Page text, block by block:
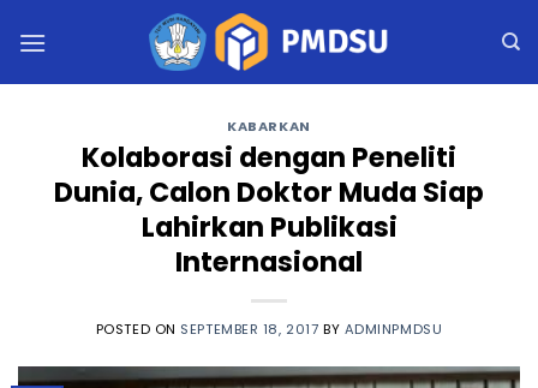
KABARKAN
Kolaborasi dengan Peneliti
Dunia, Calon Doktor Muda Siap
Lahirkan Publikasi
Internasional
POSTED ON SEPTEMBER 18, 2017 BY ADMINPMDSU